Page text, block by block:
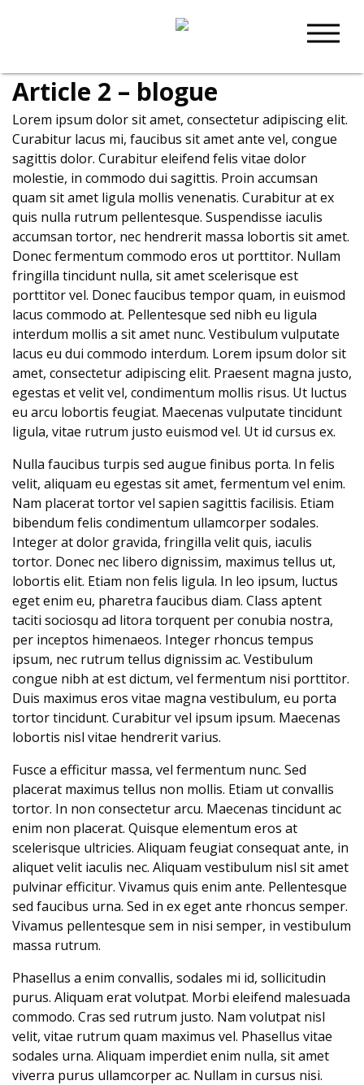
Article 2 – blogue
Lorem ipsum dolor sit amet, consectetur adipiscing elit.
Curabitur lacus mi, faucibus sit amet ante vel, congue
sagittis dolor. Curabitur eleifend felis vitae dolor
molestie, in commodo dui sagittis. Proin accumsan
quam sit amet ligula mollis venenatis. Curabitur at ex
quis nulla rutrum pellentesque. Suspendisse iaculis
accumsan tortor, nec hendrerit massa lobortis sit amet.
Donec fermentum commodo eros ut porttitor. Nullam
fringilla tincidunt nulla, sit amet scelerisque est
porttitor vel. Donec faucibus tempor quam, in euismod
lacus commodo at. Pellentesque sed nibh eu ligula
interdum mollis a sit amet nunc. Vestibulum vulputate
lacus eu dui commodo interdum. Lorem ipsum dolor sit
amet, consectetur adipiscing elit. Praesent magna justo,
egestas et velit vel, condimentum mollis risus. Ut luctus
eu arcu lobortis feugiat. Maecenas vulputate tincidunt
ligula, vitae rutrum justo euismod vel. Ut id cursus ex.
Nulla faucibus turpis sed augue finibus porta. In felis
velit, aliquam eu egestas sit amet, fermentum vel enim.
Nam placerat tortor vel sapien sagittis facilisis. Etiam
bibendum felis condimentum ullamcorper sodales.
Integer at dolor gravida, fringilla velit quis, iaculis
tortor. Donec nec libero dignissim, maximus tellus ut,
lobortis elit. Etiam non felis ligula. In leo ipsum, luctus
eget enim eu, pharetra faucibus diam. Class aptent
taciti sociosqu ad litora torquent per conubia nostra,
per inceptos himenaeos. Integer rhoncus tempus
ipsum, nec rutrum tellus dignissim ac. Vestibulum
congue nibh at est dictum, vel fermentum nisi porttitor.
Duis maximus eros vitae magna vestibulum, eu porta
tortor tincidunt. Curabitur vel ipsum ipsum. Maecenas
lobortis nisl vitae hendrerit varius.
Fusce a efficitur massa, vel fermentum nunc. Sed
placerat maximus tellus non mollis. Etiam ut convallis
tortor. In non consectetur arcu. Maecenas tincidunt ac
enim non placerat. Quisque elementum eros at
scelerisque ultricies. Aliquam feugiat consequat ante, in
aliquet velit iaculis nec. Aliquam vestibulum nisl sit amet
pulvinar efficitur. Vivamus quis enim ante. Pellentesque
sed faucibus urna. Sed in ex eget ante rhoncus semper.
Vivamus pellentesque sem in nisi semper, in vestibulum
massa rutrum.
Phasellus a enim convallis, sodales mi id, sollicitudin
purus. Aliquam erat volutpat. Morbi eleifend malesuada
commodo. Cras sed rutrum justo. Nam volutpat nisl
velit, vitae rutrum quam maximus vel. Phasellus vitae
sodales urna. Aliquam imperdiet enim nulla, sit amet
viverra purus ullamcorper ac. Nullam in cursus nisi.